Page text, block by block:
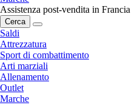
Assistenza post-vendita in Francia
Cerca
Saldi
Attrezzatura
Sport di combattimento
Arti marziali
Allenamento
Outlet
Marche